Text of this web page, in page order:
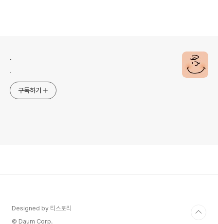
.
.
구독하기
Designed by 티스토리
© Daum Corp.